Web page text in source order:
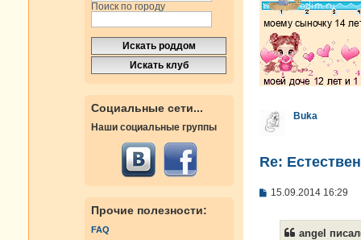
Поиск по городу
Социальные сети...
Наши социальные группы
Прочие полезности:
FAQ
Buka
Re:
С15.09.2014 16:29
angel